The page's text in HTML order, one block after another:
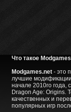
Что такое
Modgames.net- это
лучшие
начале 2010го года,
Dragon Age: Origins.
качественных и
популярных игр